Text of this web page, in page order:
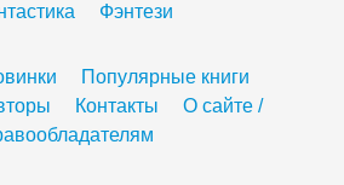
Фэнтези
Популярные книги
Контакты
О сайте /